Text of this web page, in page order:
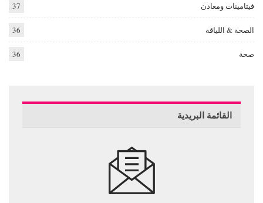
فيتامينات ومعادن 37
الصحة & اللياقة 36
صحة 36
القائمة البريدية